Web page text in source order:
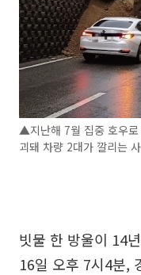
▲지난해 7월 집중 호우로
괴돼 차량 2대가 깔리는
빗물 한 방울이 14
16일 오후 7시4분,